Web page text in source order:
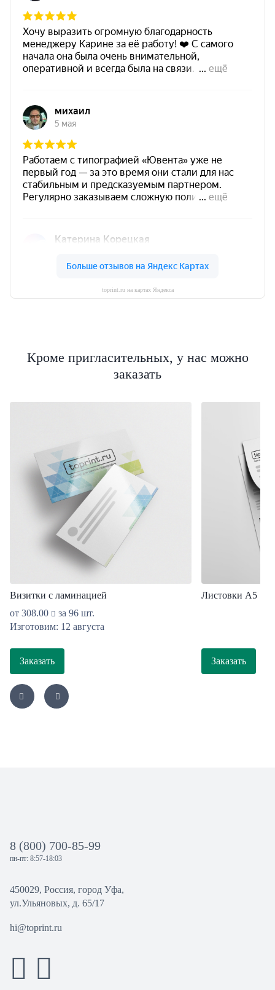
toprint.ru на картах Яндекса
Кроме пригласительных, у нас можно
заказать
Визитки с ламинацией
от 308.00
за 96 шт.
Изготовим: 12 августа
Заказать
Листовки А5
Заказать
8 (800) 700-85-99
пн-пт: 8:57-18:03
450029, Россия, город Уфа,
ул.Ульяновых, д. 65/17
hi@toprint.ru